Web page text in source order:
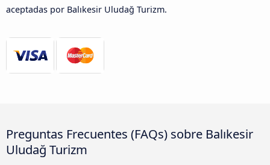
aceptadas por Balıkesir Uludağ Turizm.
Preguntas Frecuentes (FAQs) sobre Balıkesir
Uludağ Turizm